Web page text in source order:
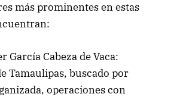
más prominentes en estas
García Cabeza de Vaca:
Tamaulipas, buscado por
operaciones con